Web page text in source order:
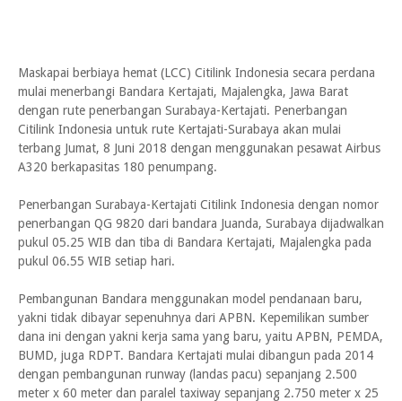
Maskapai berbiaya hemat (LCC) Citilink Indonesia secara perdana
mulai menerbangi Bandara Kertajati, Majalengka, Jawa Barat
dengan rute penerbangan Surabaya-Kertajati. Penerbangan
Citilink Indonesia untuk rute Kertajati-Surabaya akan mulai
terbang Jumat, 8 Juni 2018 dengan menggunakan pesawat Airbus
A320 berkapasitas 180 penumpang.
Penerbangan Surabaya-Kertajati Citilink Indonesia dengan nomor
penerbangan QG 9820 dari bandara Juanda, Surabaya dijadwalkan
pukul 05.25 WIB dan tiba di Bandara Kertajati, Majalengka pada
pukul 06.55 WIB setiap hari.
Pembangunan Bandara menggunakan model pendanaan baru,
yakni tidak dibayar sepenuhnya dari APBN. Kepemilikan sumber
dana ini dengan yakni kerja sama yang baru, yaitu APBN, PEMDA,
BUMD, juga RDPT. Bandara Kertajati mulai dibangun pada 2014
dengan pembangunan runway (landas pacu) sepanjang 2.500
meter x 60 meter dan paralel taxiway sepanjang 2.750 meter x 25